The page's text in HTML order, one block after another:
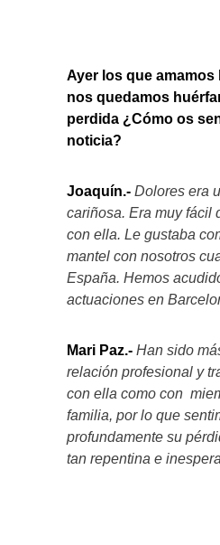
Ayer los que amamos
nos quedamos
perdida ¿Cómo os
noticia?
Joaquín.- Dolores era
cariñosa. Era muy fácil
con ella. Le gustaba
mantel con nosotros
España. Hemos
actuaciones en
Mari Paz.- Han sido
relación profesional y
con ella como con
familia, por lo que
profundamente su
tan repentina e